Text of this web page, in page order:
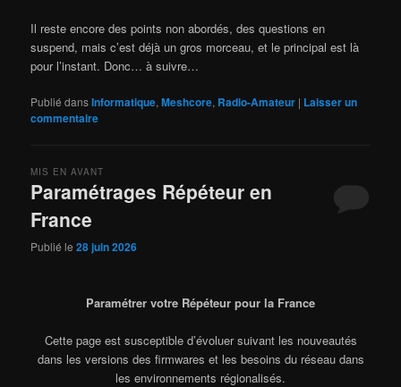
Il reste encore des points non abordés, des questions en
suspend, mais c’est déjà un gros morceau, et le principal est là
pour l’instant. Donc… à suivre…
Publié dansInformatique,Meshcore, Radio-Amateur | Laisser un
commentaire
Paramétrages Répéteur en
France
MIS EN AVANT
Publié le28 juin 2026
Paramétrer votre Répéteur pour la France
Cette page est susceptible d’évoluer suivant les nouveautés
dans les versions des firmwares et les besoins du réseau dans
les environnements régionalisés.